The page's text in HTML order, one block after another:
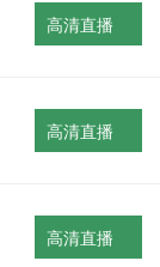
高清直播
高清直播
高清直播